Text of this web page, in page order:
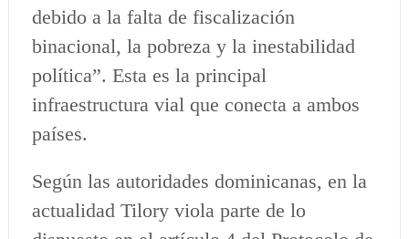
debido a la falta de fiscalización
binacional, la pobreza y la inestabilidad
política”. Esta es la principal
infraestructura vial que conecta a ambos
países.
Según las autoridades dominicanas, en la
actualidad Tilory viola parte de lo